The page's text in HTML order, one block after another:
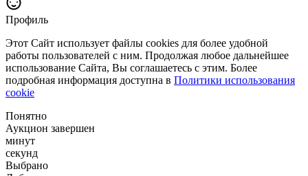
Профиль
Этот Сайт использует файлы cookies для более удобной
работы пользователей с ним. Продолжая любое дальнейшее
использование Сайта, Вы соглашаетесь с этим. Более
подробная информация доступна в Политики использования
cookie
Понятно
Аукцион завершен
минут
секунд
Выбрано